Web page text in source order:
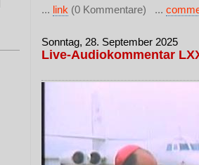
... link (0 Kommentare) ...
Sonntag, 28. September 2025
Live-Audiokommentar